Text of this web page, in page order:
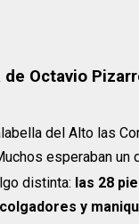
Octavio
del Alto las
esperaban
distinta: las 28
y